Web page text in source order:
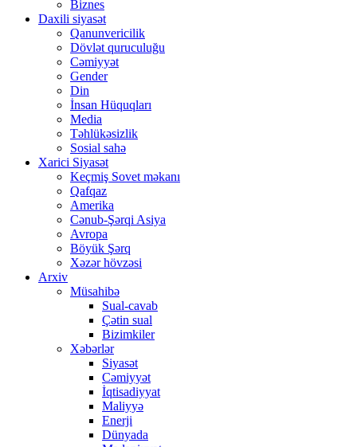
Biznes
Daxili siyasət
Qanunvericilik
Dövlət quruculuğu
Cəmiyyət
Gender
Din
İnsan Hüquqları
Media
Təhlükəsizlik
Sosial sahə
Xarici Siyasət
Keçmiş Sovet məkanı
Qafqaz
Amerika
Cənub-Şərqi Asiya
Avropa
Böyük Şərq
Xəzər hövzəsi
Arxiv
Müsahibə
Sual-cavab
Çətin sual
Bizimkiler
Xəbərlər
Siyasət
Cəmiyyət
İqtisadiyyat
Maliyyə
Enerji
Dünyada